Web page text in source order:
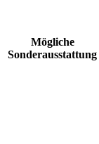
Mögliche
Sonderausstattung